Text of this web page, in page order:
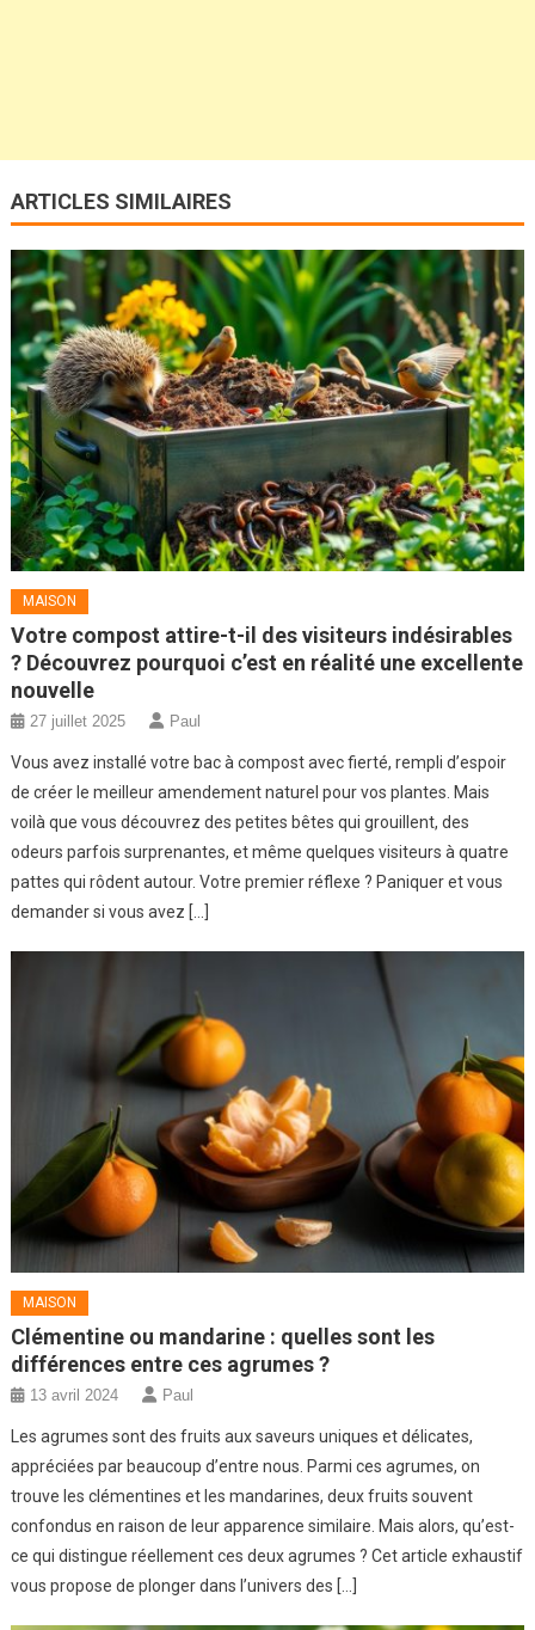
ARTICLES SIMILAIRES
MAISON
Votre compost attire-t-il des visiteurs indésirables
? Découvrez pourquoi c’est en réalité une excellente
nouvelle
27 juillet 2025 Paul
Vous avez installé votre bac à compost avec fierté, rempli d’espoir
de créer le meilleur amendement naturel pour vos plantes. Mais
voilà que vous découvrez des petites bêtes qui grouillent, des
odeurs parfois surprenantes, et même quelques visiteurs à quatre
pattes qui rôdent autour. Votre premier réflexe ? Paniquer et vous
demander si vous avez […]
MAISON
Clémentine ou mandarine : quelles sont les
différences entre ces agrumes ?
13 avril 2024 Paul
Les agrumes sont des fruits aux saveurs uniques et délicates,
appréciées par beaucoup d’entre nous. Parmi ces agrumes, on
trouve les clémentines et les mandarines, deux fruits souvent
confondus en raison de leur apparence similaire. Mais alors, qu’est-
ce qui distingue réellement ces deux agrumes ? Cet article exhaustif
vous propose de plonger dans l’univers des […]